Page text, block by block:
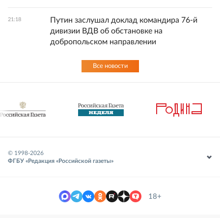
21:18
Путин заслушал доклад командира 76-й
дивизии ВДВ об обстановке на
добропольском направлении
Все новости
© 1998-2026
ФГБУ «Редакция «Российской газеты»
18+